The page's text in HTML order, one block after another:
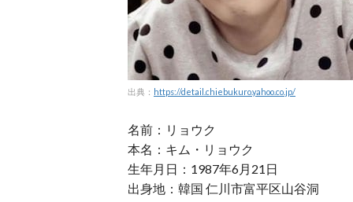
出典： https://detail.chiebukuro.yahoo.co.jp/
名前：リョウク
本名：キム・リョウク
生年月日：1987年6月21日
出身地：韓国 仁川市富平区山谷洞